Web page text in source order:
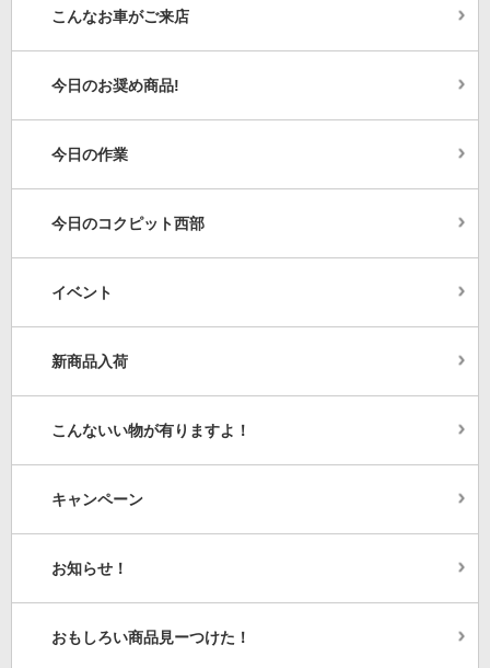
こんなお車がご来店
今日のお奨め商品!
今日の作業
今日のコクピット西部
イベント
新商品入荷
こんないい物が有りますよ！
キャンペーン
お知らせ！
おもしろい商品見ーつけた！